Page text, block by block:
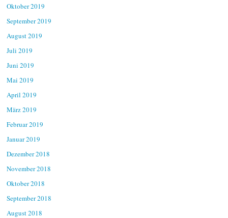
Oktober 2019
September 2019
August 2019
Juli 2019
Juni 2019
Mai 2019
April 2019
März 2019
Februar 2019
Januar 2019
Dezember 2018
November 2018
Oktober 2018
September 2018
August 2018